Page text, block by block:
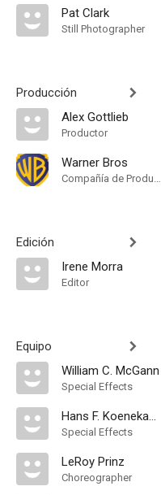
Pat Clark
Still Photographer
Producción
Alex Gottlieb
Productor
Warner Bros
Compañía de Produccion
Edición
Irene Morra
Editor
Equipo
William C. McGann
Special Effects
Hans F. Koenekamp
Special Effects
LeRoy Prinz
Choreographer